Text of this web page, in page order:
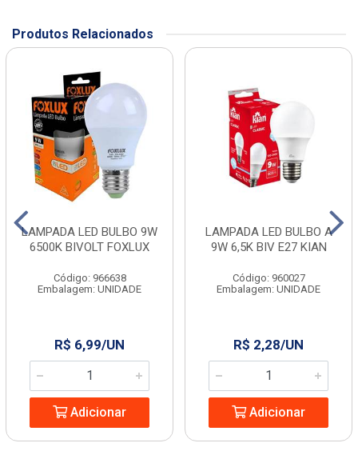
Produtos Relacionados
LAMPADA LED BULBO 9W
6500K BIVOLT FOXLUX
Código: 966638
Embalagem: UNIDADE
R$ 6,99/UN
Adicionar
LAMPADA LED BULBO A
9W 6,5K BIV E27 KIAN
Código: 960027
Embalagem: UNIDADE
R$ 2,28/UN
Adicionar